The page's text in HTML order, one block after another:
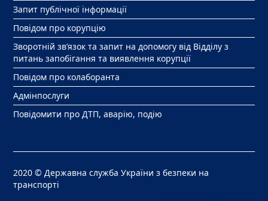
Запит публічної інформації
Повідом про корупцію
Зворотній зв’язок та запит на допомогу від Відділу з
питань запобігання та виявлення корупції
Повідом про колаборанта
Адмінпослуги
Повідомити про ДТП, аварію, подію
2020 © Державна служба України з безпеки на
транспорті